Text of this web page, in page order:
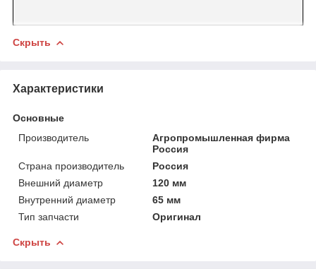
Скрыть
Характеристики
Основные
Производитель
Агропромышленная фирма
Россия
Страна производитель
Россия
Внешний диаметр
120 мм
Внутренний диаметр
65 мм
Тип запчасти
Оригинал
Скрыть